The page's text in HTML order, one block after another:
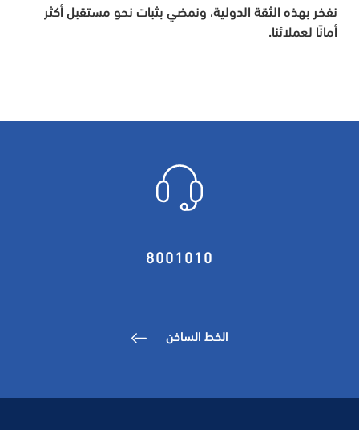
نفخر بهذه الثقة الدولية، ونمضي بثبات نحو مستقبل أكثر
أمانًا لعملائنا.
8001010
الخط الساخن